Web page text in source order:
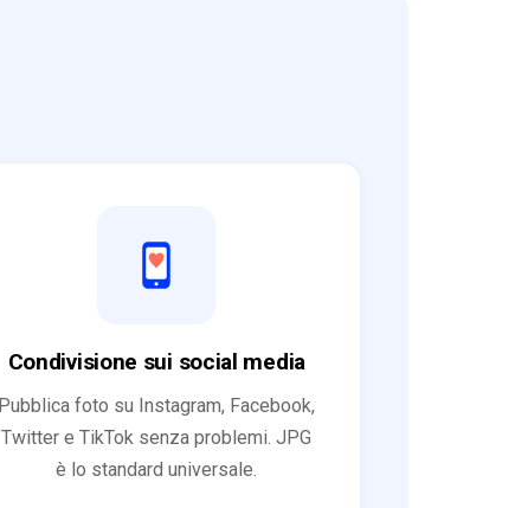
Condivisione sui social media
Pubblica foto su Instagram, Facebook,
Twitter e TikTok senza problemi. JPG
è lo standard universale.